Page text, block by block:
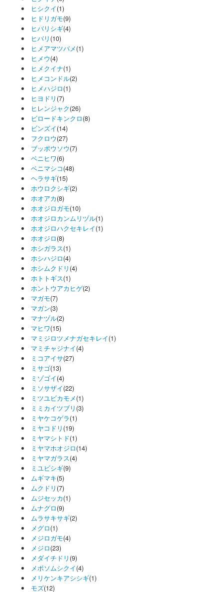
ヒシクイ(1)
ヒドリガモ(9)
ヒバリシギ(4)
ヒバリ (10)
ヒメアマツバメ(1)
ヒメウ(4)
ヒメクイナ(1)
ヒメコンドル(2)
ヒメハジロ(1)
ヒヨドリ (7)
ヒレンジャク(26)
ビロードキンクロ(8)
ビンズイ(14)
フクロウ(27)
ブッポウソウ(7)
ベニヒワ(6)
ベニマシコ(48)
ヘラサギ(15)
ホウロクシギ(2)
ホオアカ(8)
ホオジロガモ(10)
ホオジロカンムリヅル(1)
ホオジロハクセキレイ(1)
ホオジロ(8)
ホシガラス(1)
ホシハジロ(4)
ホシムクドリ (4)
ホトトギス(1)
ホントウアカヒゲ(2)
マガモ(7)
マガン(3)
マナヅル(2)
マヒワ(15)
マミジロツメナガセキレイ(1)
マミチャジナイ(4)
ミコアイサ(27)
ミサゴ(13)
ミゾゴイ(4)
ミソサザイ(22)
ミツユビカモメ(1)
ミミカイツブリ (3)
ミヤケコゲラ(1)
ミヤコドリ (19)
ミヤマシトド(1)
ミヤマホオジロ(14)
ミヤマガラス(4)
ミユビシギ(9)
ムギマキ(5)
ムクドリ (7)
ムジセッカ(1)
ムナグロ(9)
ムラサキサギ(2)
メグロ(1)
メジロガモ(4)
メジロ(23)
メダイチドリ (9)
メボソムシクイ(4)
メリケンキアシシギ(1)
モズ(12)